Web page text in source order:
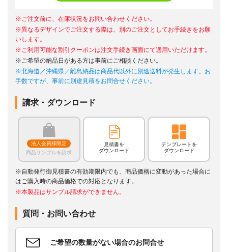
※ご注文前に、在庫状況をお問い合わせください。
※異なるデザインでご注文する際は、別のご注文としてお手続きをお願
いします。
※ご利用可能な割引クーポンは注文手続き画面にて適用いただけます。
※ご希望の納品日がある方は事前にご相談ください。
※北海道／沖縄県／離島納品は商品代以外に別途送料が発生します。お
手数ですが、事前に別途見積をお問合せください。
請求・ダウンロード
法人会員様限定
商品サンプルを請求
見積書を
ダウンロード
テンプレートを
ダウンロード
※自動発行御見積書の有効期限内でも、商品価格に変動があった場合に
はご購入時の商品価格での対応となります。
※本製品はサンプル請求ができません。
質問・お問い合わせ
ご希望の数量がない場合のお問合せ